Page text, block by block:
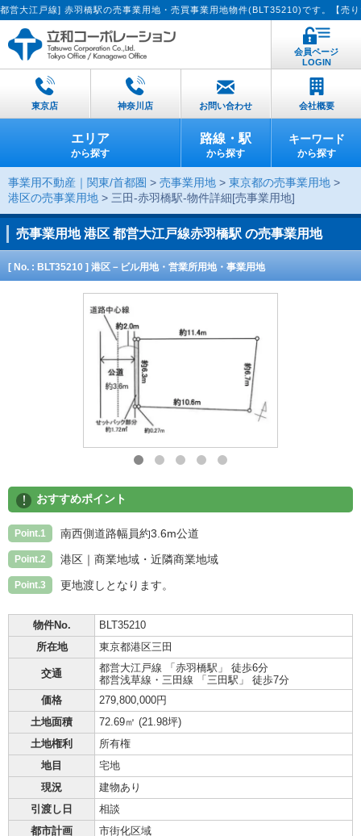
線] 赤羽橋駅の売事業用地・売買事業用地物件(BLT35210)です。【売りたい方
会員ページ
LOGIN
東京店 神奈川店 お問い合わせ 会社概要
エリア
から探す
路線・駅
から探す
キーワード
から探す
事業用不動産｜関東/首都圏 > 売事業用地 > 東京都の売事業用地 >
港区の売事業用地 > 三田-赤羽橋駅-物件詳細[売事業用地]
売事業用地港区 都営大江戸線赤羽橋駅 の売事業用地
[ No. : BLT35210 ] 港区－ビル用地・営業所用地・事業用地
! おすすめポイント
Point.1 南西側道路幅員約3.6m公道
Point.2 港区｜商業地域・近隣商業地域
Point.3 更地渡しとなります。
物件No.
BLT35210
所在地
東京都港区三田
交通
都営大江戸線 「赤羽橋駅」 徒歩6分
都営浅草線・三田線 「三田駅」 徒歩7分
価格
279,800,000円
土地面積
72.69㎡ (21.98坪)
土地権利
所有権
地目
宅地
現況
建物あり
引渡し日
相談
都市計画
市街化区域